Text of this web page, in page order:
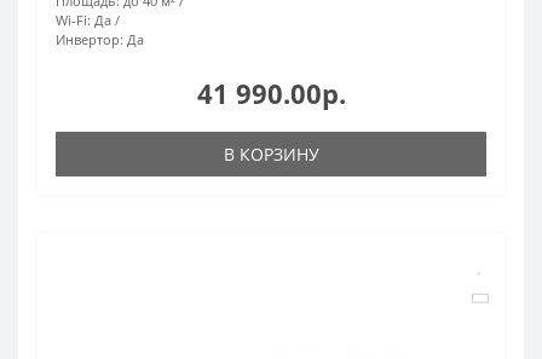
Wi-Fi: Да
Инвертор: Да
41 990.00р.
В КОРЗИНУ